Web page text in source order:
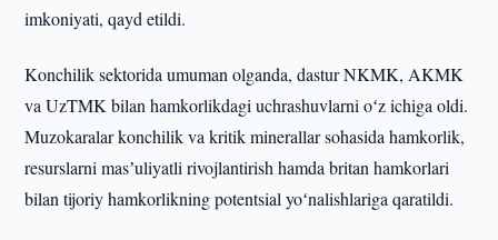
imkoniyati, qayd etildi.
Konchilik sektorida umuman olganda, dastur NKMK, AKMK
va UzTMK bilan hamkorlikdagi uchrashuvlarni oʻz ichiga oldi.
Muzokaralar konchilik va kritik minerallar sohasida hamkorlik,
resurslarni masʼuliyatli rivojlantirish hamda britan hamkorlari
bilan tijoriy hamkorlikning potentsial yoʻnalishlariga qaratildi.